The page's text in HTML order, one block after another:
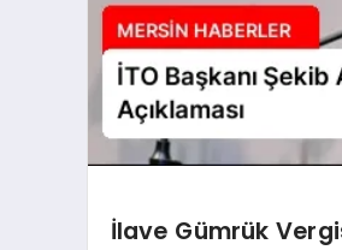
İlave Gümrük